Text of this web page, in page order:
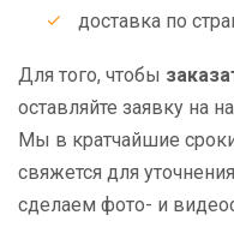
доставка по
Для того, чтобы
оставляйте заявку на
Мы в кратчайшие
свяжется для
сделаем фото- и